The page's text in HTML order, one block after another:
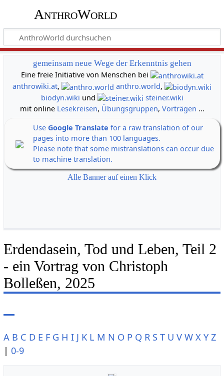
AnthroWorld
gemeinsam neue Wege der Erkenntnis gehen
Eine freie Initiative von Menschen bei
anthrowiki.at, anthro.world,
biodyn.wiki und
steiner.wiki
mit online Lesekreisen, Übungsgruppen, Vorträgen ...
Use Google Translate for a raw translation of our
pages into more than 100 languages.
Please note that some mistranslations can occur due
to machine translation.
Alle Banner auf einen Klick
Erdendasein, Tod und Leben, Teil 2
- ein Vortrag von Christoph
Bolleßen, 2025
A B C D E F G H I J K L M N O P Q R S T U V W X Y Z
| 0-9